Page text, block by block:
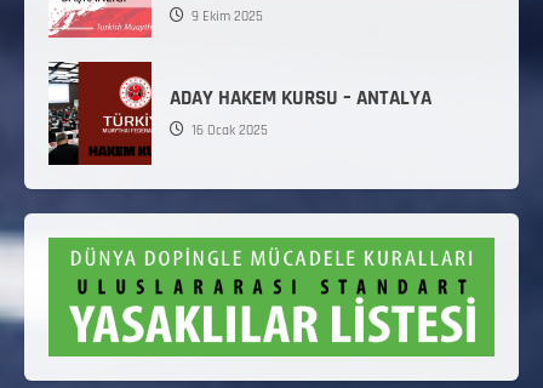
9 Ekim 2025
ADAY HAKEM KURSU – ANTALYA
16 Ocak 2025